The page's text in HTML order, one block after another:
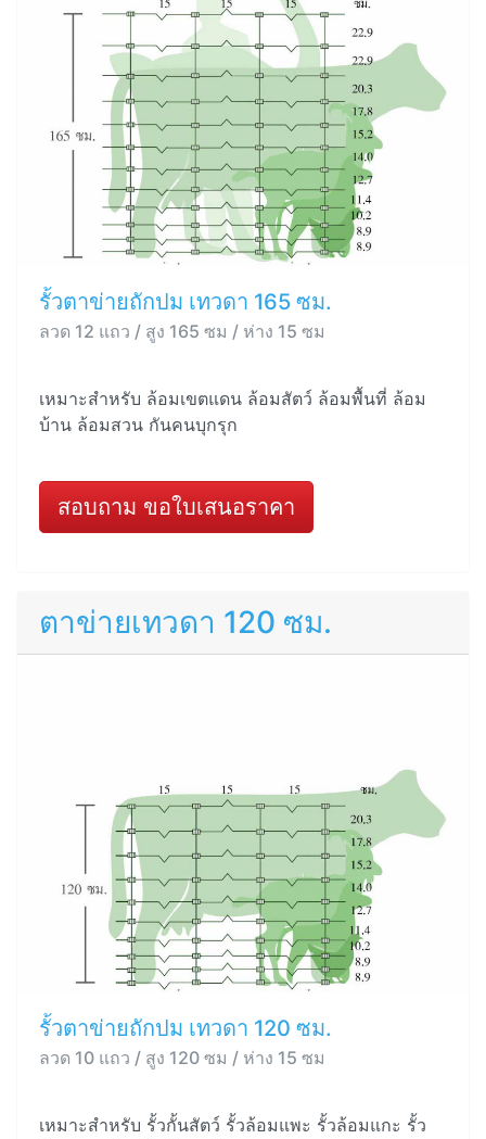
รั้วตาข่ายถักปม เทวดา 165 ซม.
ลวด 12 แถว / สูง 165 ซม / ห่าง 15 ซม
เหมาะสำหรับ ล้อมเขตแดน ล้อมสัตว์ ล้อมพื้นที่ ล้อม
บ้าน ล้อมสวน กันคนบุกรุก
สอบถาม ขอใบเสนอราคา
ตาข่ายเทวดา 120 ซม.
รั้วตาข่ายถักปม เทวดา 120 ซม.
ลวด 10 แถว / สูง 120 ซม / ห่าง 15 ซม
เหมาะสำหรับ รั้วกั้นสัตว์ รั้วล้อมแพะ รั้วล้อมแกะ รั้ว